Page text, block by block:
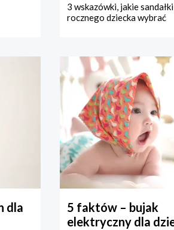
3 wskazówki, jakie
rocznego dziecka wybrać
dla
5 faktów – bujak
elektryczny dla